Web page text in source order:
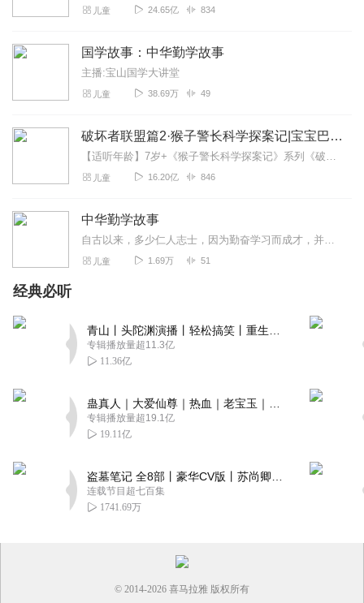
儿童 24.65亿 834
国学故事：中华勤学故事
主播:宝山国学大讲堂
儿童 38.69万 49
破坏者联盟篇2·猴子警长科学探案记|宝宝巴士故事
【适听年龄】7岁+《猴子警长科学探案记》系列《破坏者联盟篇1·猴子警长科学探案记》>>>《破坏者联盟篇2·猴子警长科学探案记》>>>《破坏者联盟篇3·猴子警长科...
儿童 16.20亿 846
中华勤学故事
自古以来，多少仁人志士，因为勤奋学习而成才，并留下许多千古佳话，如"囊萤映雪"、"悬梁刺股"、"凿壁偷光"等。是以历代名人勤奋好学的故事为素材，选取了如《华佗学...
儿童 1.69万 51
经典必听
专辑播放量超11.3亿
11.36亿
专辑播放量超19.1亿
19.11亿
连载节目超七百集
1741.69万
© 2014-2026 喜马拉雅 版权所有